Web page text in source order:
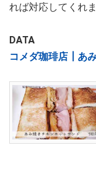
れば対応してくれま
DATA
コメダ珈琲店┃あ